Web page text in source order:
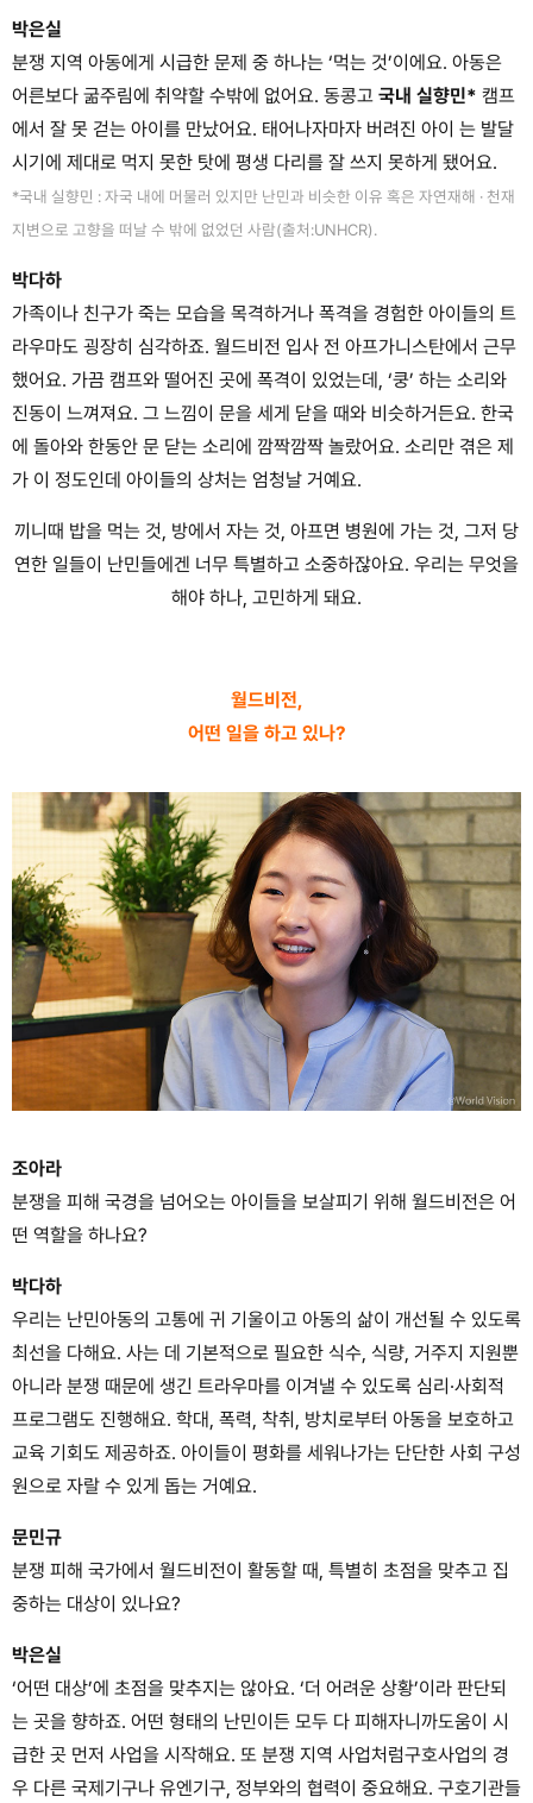
박은실
분쟁 지역 아동에게 시급한 문제 중 하나는 ‘먹는 것’이에요. 아동은
어른보다 굶주림에 취약할 수밖에 없어요. 동콩고 국내 실향민* 캠프
에서 잘 못 걷는 아이를 만났어요. 태어나자마자 버려진 아이 는 발달
시기에 제대로 먹지 못한 탓에 평생 다리를 잘 쓰지 못하게 됐어요.
*국내 실향민 : 자국 내에 머물러 있지만 난민과 비슷한 이유 혹은 자연재해 · 천재
지변으로 고향을 떠날 수 밖에 없었던 사람(출처:UNHCR).
박다하
가족이나 친구가 죽는 모습을 목격하거나 폭격을 경험한 아이들의 트
라우마도 굉장히 심각하죠. 월드비전 입사 전 아프가니스탄에서 근무
했어요. 가끔 캠프와 떨어진 곳에 폭격이 있었는데, ‘쿵’ 하는 소리와
진동이 느껴져요. 그 느낌이 문을 세게 닫을 때와 비슷하거든요. 한국
에 돌아와 한동안 문 닫는 소리에 깜짝깜짝 놀랐어요. 소리만 겪은 제
가 이 정도인데 아이들의 상처는 엄청날 거예요.
끼니때 밥을 먹는 것, 방에서 자는 것, 아프면 병원에 가는 것, 그저 당
연한 일들이 난민들에겐 너무 특별하고 소중하잖아요. 우리는 무엇을
해야 하나, 고민하게 돼요.
월드비전,
어떤 일을 하고 있나?
조아라
분쟁을 피해 국경을 넘어오는 아이들을 보살피기 위해 월드비전은 어
떤 역할을 하나요?
박다하
우리는 난민아동의 고통에 귀 기울이고 아동의 삶이 개선될 수 있도록
최선을 다해요. 사는 데 기본적으로 필요한 식수, 식량, 거주지 지원뿐
아니라 분쟁 때문에 생긴 트라우마를 이겨낼 수 있도록 심리·사회적
프로그램도 진행해요. 학대, 폭력, 착취, 방치로부터 아동을 보호하고
교육 기회도 제공하죠. 아이들이 평화를 세워나가는 단단한 사회 구성
원으로 자랄 수 있게 돕는 거예요.
문민규
분쟁 피해 국가에서 월드비전이 활동할 때, 특별히 초점을 맞추고 집
중하는 대상이 있나요?
박은실
‘어떤 대상’에 초점을 맞추지는 않아요. ‘더 어려운 상황’이라 판단되
는 곳을 향하죠. 어떤 형태의 난민이든 모두 다 피해자니까도움이 시
급한 곳 먼저 사업을 시작해요. 또 분쟁 지역 사업처럼구호사업의 경
우 다른 국제기구나 유엔기구, 정부와의 협력이 중요해요. 구호기관들